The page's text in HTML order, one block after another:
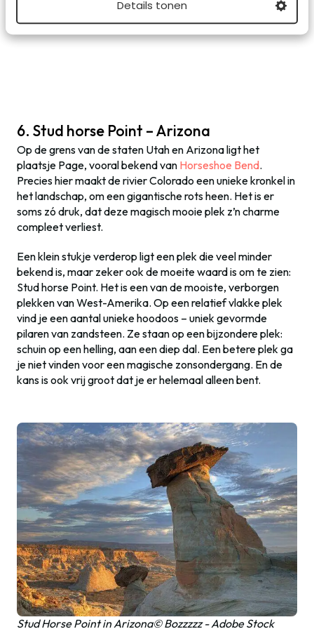
Details tonen
De schitterende wegen door de Valley of Fire
6. Stud horse Point – Arizona
Op de grens van de staten Utah en Arizona ligt het
plaatsje Page, vooral bekend van Horseshoe Bend.
Precies hier maakt de rivier Colorado een unieke kronkel in
het landschap, om een gigantische rots heen. Het is er
soms zó druk, dat deze magisch mooie plek z’n charme
compleet verliest.
Een klein stukje verderop ligt een plek die veel minder
bekend is, maar zeker ook de moeite waard is om te zien:
Stud horse Point. Het is een van de mooiste, verborgen
plekken van West-Amerika. Op een relatief vlakke plek
vind je een aantal unieke hoodoos – uniek gevormde
pilaren van zandsteen. Ze staan op een bijzondere plek:
schuin op een helling, aan een diep dal. Een betere plek ga
je niet vinden voor een magische zonsondergang. En de
kans is ook vrij groot dat je er helemaal alleen bent.
Stud Horse Point in Arizona© Bozzzzz - Adobe Stock